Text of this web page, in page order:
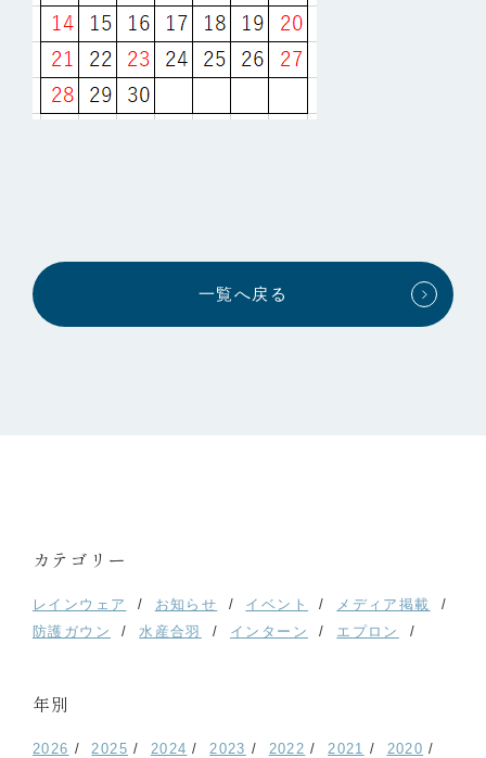
一覧へ戻る
カテゴリー
レインウェア お知らせ イベント
メディア掲載
防護ガウン
水産合羽 インターン エプロン
年別
2026 2025 2024 2023 2022 2021
2020